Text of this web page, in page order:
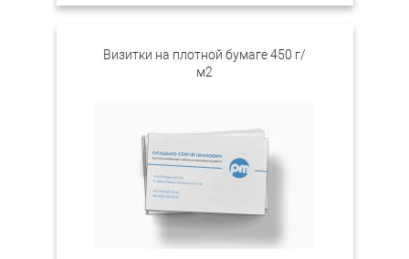
Визитки на плотной бумаге 450 г/
м2